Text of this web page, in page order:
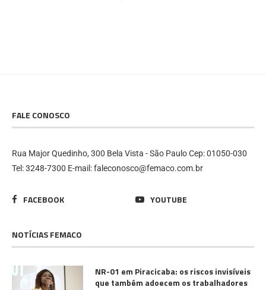
FALE CONOSCO
Rua Major Quedinho, 300 Bela Vista - São Paulo Cep: 01050-030
Tel: 3248-7300 E-mail: faleconosco@femaco.com.br
FACEBOOK YOUTUBE
NOTÍCIAS FEMACO
NR-01 em Piracicaba: os riscos invisíveis
que também adoecem os trabalhadores